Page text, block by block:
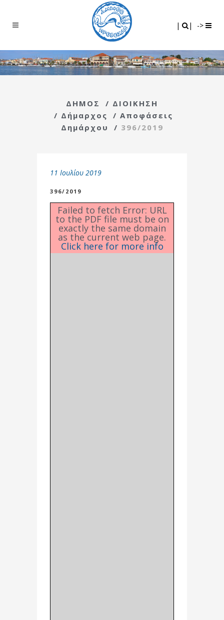
| | ->
ΔΗΜΟΣ / ΔΙΟΙΚΗΣΗ
/ Δήμαρχος / Αποφάσεις
Δημάρχου
/ 396/2019
11 Ιουλίου 2019
396/2019
Failed to fetch Error: URL
to the PDF file must be on
exactly the same domain
as the current web page.
Click here for more info